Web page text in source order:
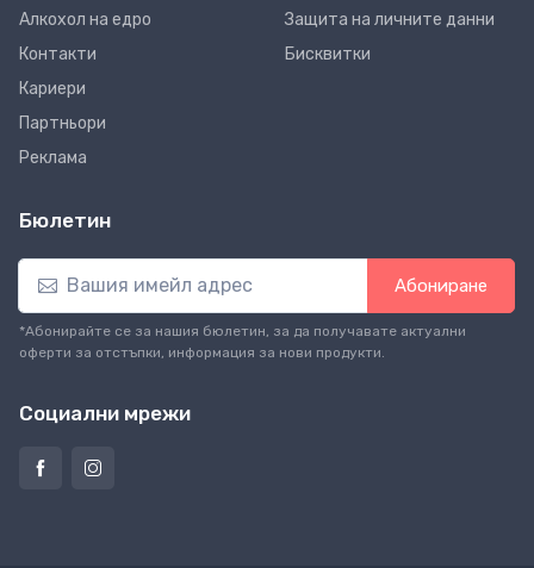
Алкохол на едро
Контакти
Кариери
Партньори
Реклама
Защита на личните данни
Бисквитки
Бюлетин
Абониране
*Абонирайте се за нашия бюлетин, за да получавате актуални
оферти за отстъпки, информация за нови продукти.
Социални мрежи